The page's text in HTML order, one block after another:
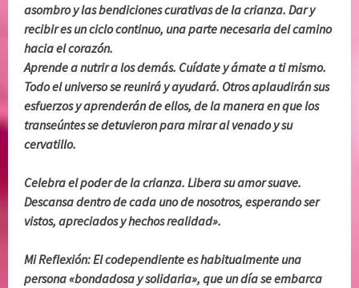
asombro y las bendiciones curativas de la crianza. Dar y
recibir es un ciclo continuo, una parte necesaria del camino
hacia el corazón.
Aprende a nutrir a los demás. Cuídate y ámate a ti mismo.
Todo el universo se reunirá y ayudará. Otros aplaudirán sus
esfuerzos y aprenderán de ellos, de la manera en que los
transeúntes se detuvieron para mirar al venado y su
cervatillo.
Celebra el poder de la crianza. Libera su amor suave.
Descansa dentro de cada uno de nosotros, esperando ser
vistos, apreciados y hechos realidad».
Mi Reflexión: El codependiente es habitualmente una
persona «bondadosa y solidaria», que un día se embarca